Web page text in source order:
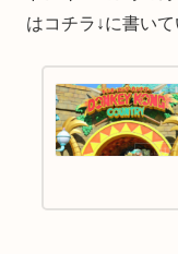
はコチラ↓に書いて